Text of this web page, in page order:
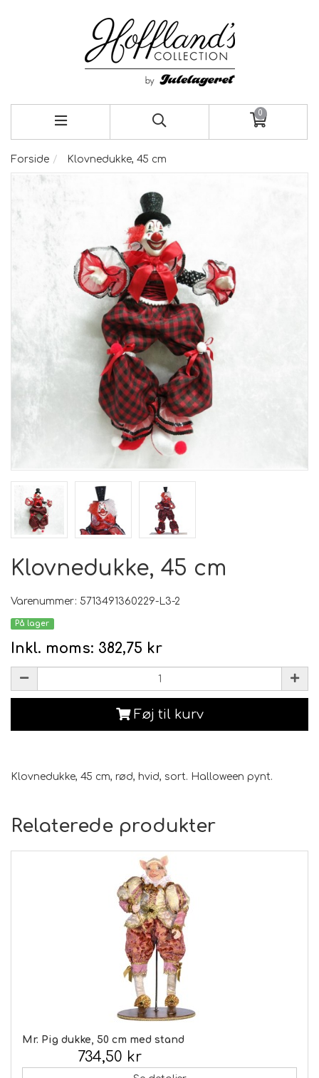
0
Forside Klovnedukke, 45 cm
Klovnedukke, 45 cm
Varenummer: 5713491360229-L3-2
På lager
Inkl. moms: 382,75 kr
Føj til kurv
Klovnedukke, 45 cm, rød, hvid, sort. Halloween pynt.
Relaterede produkter
Mr. Pig dukke, 50 cm med stand
734,50 kr